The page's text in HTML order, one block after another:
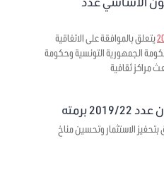
يتعلق بالموافقة على الاتفاقية
13 ماي 2017 بين حكومة الجمهورية التونسية وحكومة
مراكز ثقافية
22 برمته
بتحفيز الاستثمار وتحسين مناخ